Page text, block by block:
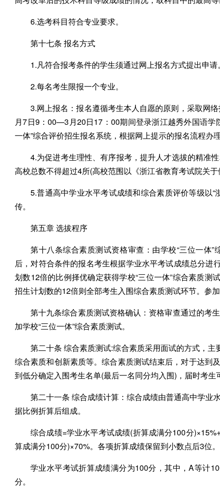
6.选考科目符合专业要求。
第十七条 报名方式
1.凡符合报考条件的学生须通过网上报名方式提出申请
2.每名考生限报一个专业。
3.网上报名：报名遵循考生本人自愿的原则，采取网
月7日9：00—3月20日17：00期间登录浙江越秀外国语学
一体”综合评价招生报名系统，根据网上提示的报名流程办
4.为促进考生理性、有序报考，提升人才选拔的精准
高校总数不得超过4所(高校范围以《浙江省教育考试院关
5.普通高中学业水平考试成绩和综合素质评价等级以
传。
第五章 选拔程序
第十八条综合素质测试资格审查：由学校“三位一体
后，对符合条件的报名考生根据学业水平考试成绩总分
划数12倍的比例择优确定获得学校“三位一体”综合素质
招生计划数的12倍则全部考生入围综合素质测试环节。参
第十九条综合素质测试资格确认：资格审查通过的考
加学校“三位一体”综合素质测试。
第二十条 综合素质测试:综合素质采用面试的方式，
综合素质和创新素质等。综合素质测试结束后，对于达到
到低分确定入围考生名单(最后一名同分均入围)，届时考
第二十一条 综合成绩计算：综合成绩由普通高中学业
据比例折算后组成。
综合成绩=学业水平考试成绩(折算成满分100分
算成满分100分)×70%。各项折算成绩保留到小数点后3位。
学业水平考试折算成绩满分为100分，其中，A等计
分。